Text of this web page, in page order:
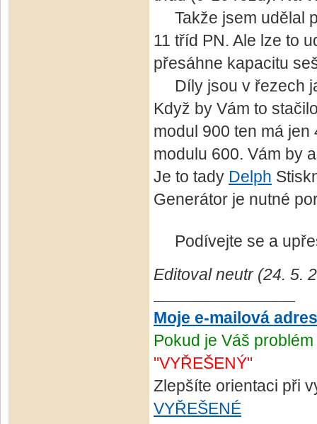
Takže jsem udělal
11 tříd PN. Ale lze to
přesáhne kapacitu
Díly jsou v řezech
Když by Vám to
modul 900 ten má
modulu 600. Vám by
Je to tady Delph
Generátor je nutné
Podívejte se a
Editoval neutr (24. 5.
Moje e-mailová
Pokud je Váš
"VYŘEŠENÝ"
Zlepšíte orientaci při
VYŘEŠENÉ